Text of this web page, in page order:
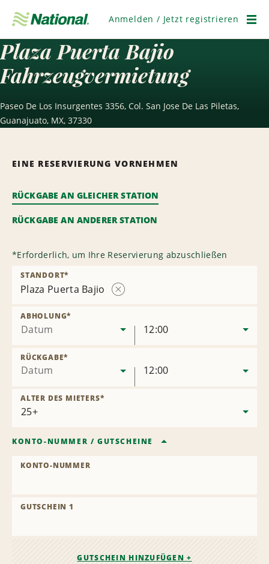
überspringen
Anmelden / Jetzt registrieren
Plaza Puerta Bajio
Fahrzeugvermietung
Paseo De Los Insurgentes 3356, Col. San Jose De Las Piletas,
Guanajuato, MX, 37330
EINE RESERVIERUNG VORNEHMEN
RÜCKGABE AN GLEICHER STATION
RÜCKGABE AN ANDERER STATION
*Erforderlich, um Ihre Reservierung abzuschließen
Plaza Puerta Bajio
STANDORT*
Datum
ABHOLUNG*
12:00
Datum
RÜCKGABE*
12:00
ALTER DES MIETERS*
KONTO-NUMMER / GUTSCHEINE
KONTO-NUMMER
GUTSCHEIN 1
GUTSCHEIN HINZUFÜGEN +